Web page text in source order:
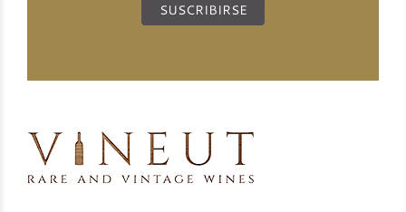
SUSCRIBIRSE